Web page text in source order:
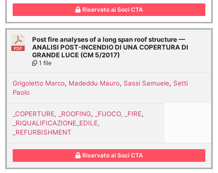
Riservato ai Soci CTA
Post fire analyses of a long span roof structure —
ANALISI POST-INCENDIO DI UNA COPERTURA DI
GRANDE LUCE (CM 5/2017)
1 file
Grigoletto Marco, Madeddu Mauro, Sassi Samuele, Setti
Paolo
_COPERTURE, _ROOFING, _FUOCO, _FIRE,
_RIQUALIFICAZIONE_EDILE,
_REFURBISHMENT
Riservato ai Soci CTA